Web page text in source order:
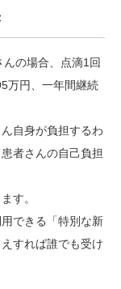
の場合、点滴1回
万円、一年間継続
自身が負担するわ
者さんの自己負担
す。
できる「特別な新
すれば誰でも受け